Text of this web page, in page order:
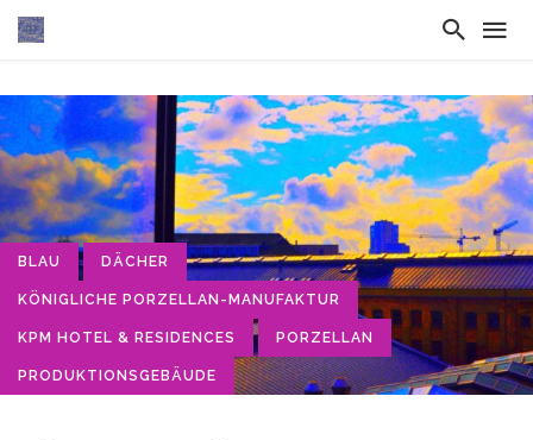
BLAU DÄCHER
KÖNIGLICHE PORZELLAN-MANUFAKTUR
KPM HOTEL & RESIDENCES PORZELLAN
PRODUKTIONSGEBÄUDE